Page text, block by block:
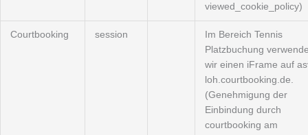
viewed_cookie_policy)
Courtbooking session
Im Bereich Tennis
Platzbuchung
wir einen iFrame auf
loh.courtbooking.de.
(Genehmigung der
Einbindung durch
courtbooking am